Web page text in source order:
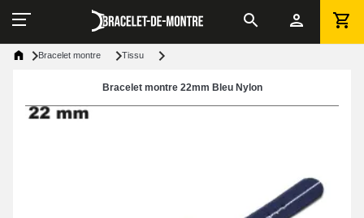
Bracelet montre Tissu
Bracelet montre 22mm Bleu Nylon